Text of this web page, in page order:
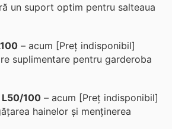
un suport optim pentru salteaua
– acum [Preț indisponibil]
suplimentare pentru garderoba
L50/100 – acum [Preț indisponibil]
hainelor și menținerea